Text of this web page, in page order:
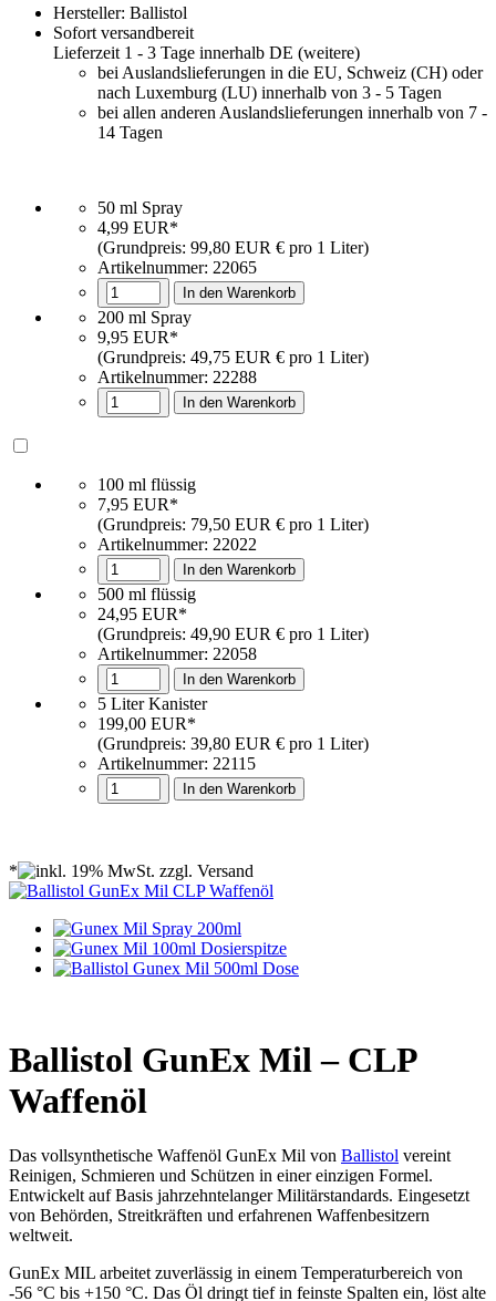
Hersteller: Ballistol
Sofort versandbereit
Lieferzeit 1 - 3 Tage innerhalb DE (weitere)
bei Auslandslieferungen in die EU, Schweiz (CH) oder
nach Luxemburg (LU) innerhalb von 3 - 5 Tagen
bei allen anderen Auslandslieferungen innerhalb von 7 -
14 Tagen
50 ml Spray
4,99 EUR*
(Grundpreis: 99,80 EUR € pro 1 Liter)
Artikelnummer: 22065
In den Warenkorb
200 ml Spray
9,95 EUR*
(Grundpreis: 49,75 EUR € pro 1 Liter)
Artikelnummer: 22288
In den Warenkorb
100 ml flüssig
7,95 EUR*
(Grundpreis: 79,50 EUR € pro 1 Liter)
Artikelnummer: 22022
In den Warenkorb
500 ml flüssig
24,95 EUR*
(Grundpreis: 49,90 EUR € pro 1 Liter)
Artikelnummer: 22058
In den Warenkorb
5 Liter Kanister
199,00 EUR*
(Grundpreis: 39,80 EUR € pro 1 Liter)
Artikelnummer: 22115
In den Warenkorb
*
Ballistol GunEx Mil – CLP
Waffenöl
Das vollsynthetische Waffenöl GunEx Mil von Ballistol vereint
Reinigen, Schmieren und Schützen in einer einzigen Formel.
Entwickelt auf Basis jahrzehntelanger Militärstandards. Eingesetzt
von Behörden, Streitkräften und erfahrenen Waffenbesitzern
weltweit.
GunEx MIL arbeitet zuverlässig in einem Temperaturbereich von
-56 °C bis +150 °C. Das Öl dringt tief in feinste Spalten ein, löst alte